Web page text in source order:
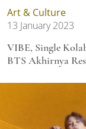
Art & Culture
13 January 2023
VIBE, Single
BTS Akhirnya